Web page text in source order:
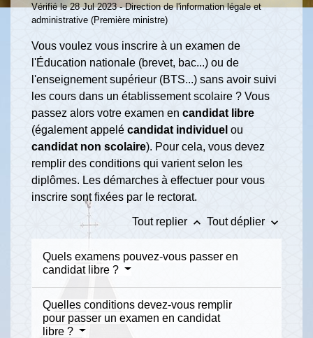
Vérifié le 28 Jul 2023 - Direction de l'information légale et
administrative (Première ministre)
Vous voulez vous inscrire à un examen de
l'Éducation nationale (brevet, bac...) ou de
l'enseignement supérieur (BTS...) sans avoir suivi
les cours dans un établissement scolaire ? Vous
passez alors votre examen en candidat libre
(également appelé candidat individuel ou
candidat non scolaire). Pour cela, vous devez
remplir des conditions qui varient selon les
diplômes. Les démarches à effectuer pour vous
inscrire sont fixées par le rectorat.
Tout replier keyboard_arrow_up Tout déplier keyboard_arrow_down
Quels examens pouvez-vous passer en
candidat libre ?
Quelles conditions devez-vous remplir
pour passer un examen en candidat
libre ?